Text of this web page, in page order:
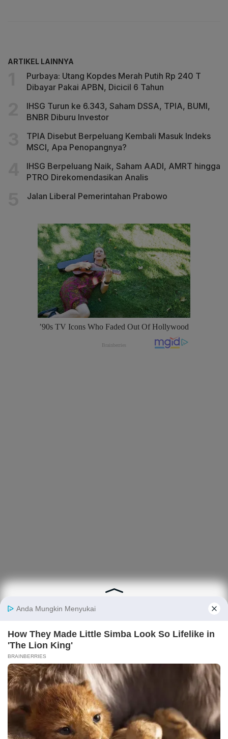
ARTIKEL LAINNYA
Purbaya: Utang Kopdes Merah Putih Rp 240 T
Dibayar Pakai APBN, Dicicil 6 Tahun
IHSG Turun ke 6.343, Saham DSSA, TPIA, BUMI,
BNBR Diburu Investor
TPIA Disebut Berpeluang Kembali Masuk Indeks
MSCI, Apa Penopangnya?
IHSG Berpeluang Naik, Saham AADI, AMRT hingga
PTRO Direkomendasikan Analis
Jalan Liberal Pemerintahan Prabowo